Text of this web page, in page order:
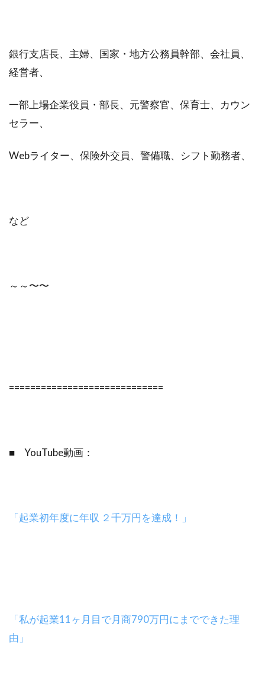
銀行支店長、主婦、国家・地方公務員幹部、会社員、
経営者、
一部上場企業役員・部長、元警察官、保育士、カウン
セラー、
Webライター、保険外交員、警備職、シフト勤務者、
など
～～〜〜
=============================
■ YouTube動画：
「起業初年度に年収 ２千万円を達成！」
「私が起業11ヶ月目で月商790万円にまでできた理
由」